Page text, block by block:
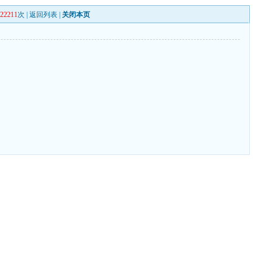
次 |返回列表 关闭本页